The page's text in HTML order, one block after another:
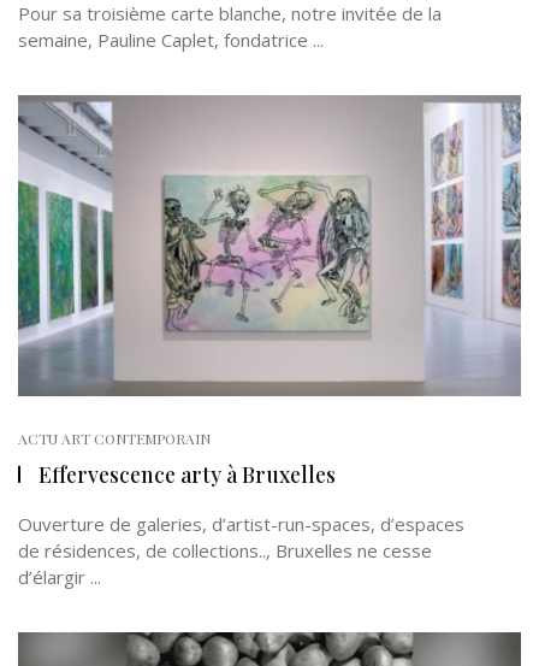
Pour sa troisième carte blanche, notre invitée de la
semaine, Pauline Caplet, fondatrice ...
ACTU ART CONTEMPORAIN
Effervescence arty à Bruxelles
Ouverture de galeries, d’artist-run-spaces, d’espaces
de résidences, de collections.., Bruxelles ne cesse
d’élargir ...